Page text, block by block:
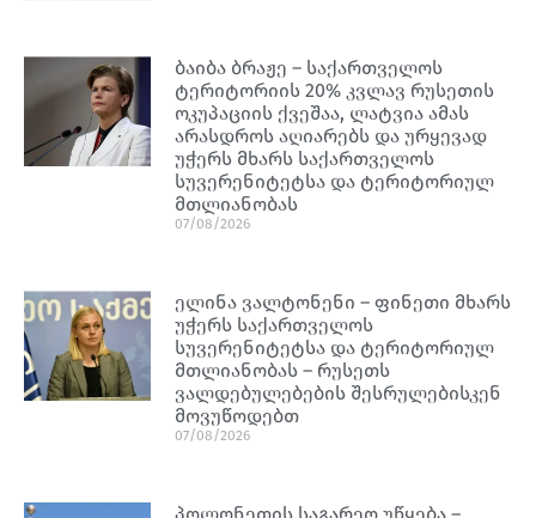
ბაიბა ბრაჟე – საქართველოს
ტერიტორიის 20% კვლავ რუსეთის
ოკუპაციის ქვეშაა, ლატვია ამას
არასდროს აღიარებს და ურყევად
უჭერს მხარს საქართველოს
სუვერენიტეტსა და ტერიტორიულ
მთლიანობას
07/08/2026
ელინა ვალტონენი – ფინეთი მხარს
უჭერს საქართველოს
სუვერენიტეტსა და ტერიტორიულ
მთლიანობას – რუსეთს
ვალდებულებების შესრულებისკენ
მოვუწოდებთ
07/08/2026